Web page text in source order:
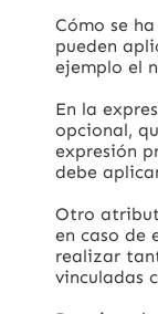
Cómo se
pueden
ejemplo el
En la
opcional,
expresión
debe
Otro
en caso de
realizar
vinculadas